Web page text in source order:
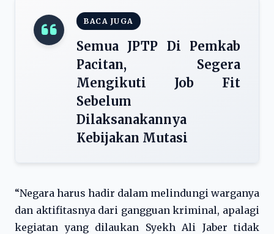
BACA JUGA
Semua JPTP Di Pemkab
Pacitan, Segera
Mengikuti Job Fit
Sebelum
Dilaksanakannya
Kebijakan Mutasi
“Negara harus hadir dalam melindungi warganya
dan aktifitasnya dari gangguan kriminal, apalagi
kegiatan yang dilaukan Syekh Ali Jaber tidak